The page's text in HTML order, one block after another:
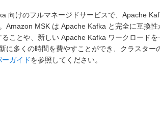
向けのフルマネージドサービスで、Apache
Amazon MSK は Apache Kafka と完全に互換
ことや、新しい Apache Kafka ワークロード
に多くの時間を費やすことができ、クラスタ
ガイドを参照してください。